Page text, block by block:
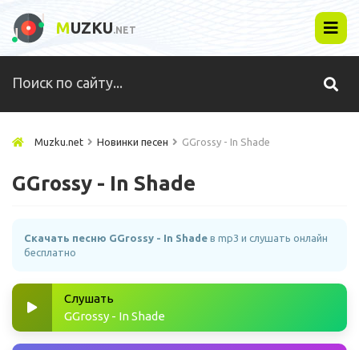
MUZKU.NET
Muzku.net Новинки песен GGrossy - In Shade
GGrossy - In Shade
Скачать песню GGrossy - In Shade в mp3 и слушать онлайн
бесплатно
Слушать
GGrossy - In Shade